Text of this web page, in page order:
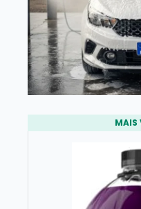
MAIS